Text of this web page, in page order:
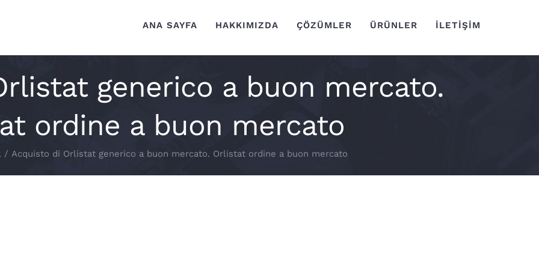
ANA SAYFA HAKKIMIZDA ÇÖZÜMLER ÜRÜNLER İLETİŞİM
generico a buon mercato.
ordine a buon mercato
/ Acquisto di Orlistat generico a buon mercato. Orlistat ordine a buon mercato